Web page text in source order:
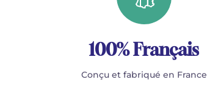
100% Français
Conçu et fabriqué en France